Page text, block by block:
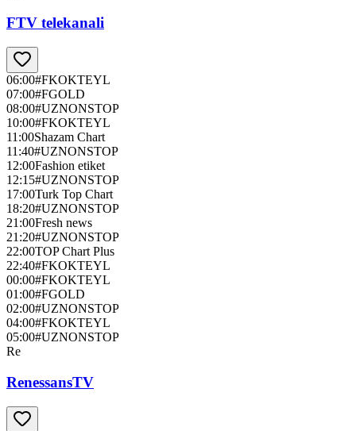
FTV telekanali
06:00#FKOKTEYL
07:00#FGOLD
08:00#UZNONSTOP
10:00#FKOKTEYL
11:00Shazam Chart
11:40#UZNONSTOP
12:00Fashion etiket
12:15#UZNONSTOP
17:00Turk Top Chart
18:20#UZNONSTOP
21:00Fresh news
21:20#UZNONSTOP
22:00TOP Chart Plus
22:40#FKOKTEYL
00:00#FKOKTEYL
01:00#FGOLD
02:00#UZNONSTOP
04:00#FKOKTEYL
05:00#UZNONSTOP
Re
RenessansTV